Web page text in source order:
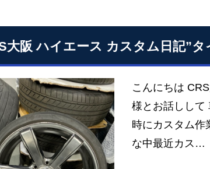
大阪 ハイエース カスタム日記”タ
こんにちは
様とお話しして
時にカスタム
な中最近カス…